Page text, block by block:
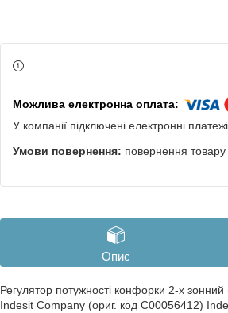
У компанії підключені електронні
повернення
Опис
Регулятор потужності конфорки 2-х
Indesit Company (ориг. код C00056412)